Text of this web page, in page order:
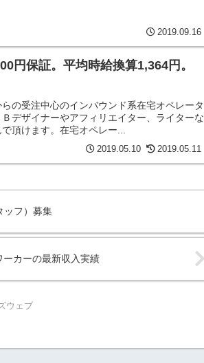
2019.09.16
円保証。平均時給換算1,364円。
の受注中心のインバウンド系在宅オペレータ
デザイナーやアフィリエイター、ライターな
頂けます。在宅オペレー...
2019.05.10 2019.05.11
ッフ）募集
カーの最新収入実績
ウェブ